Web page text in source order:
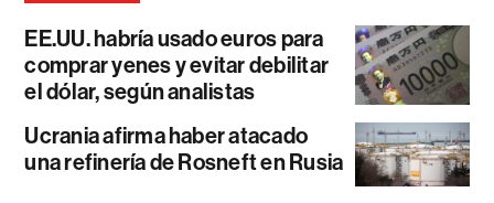
EE.UU. habría usado euros para
comprar yenes y evitar debilitar
el dólar, según analistas
Ucrania afirma haber atacado
una refinería de Rosneft en Rusia